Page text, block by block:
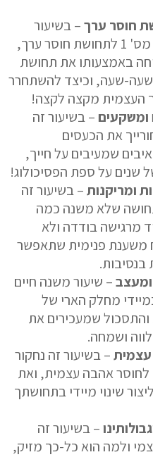
חוסר ערך– בשיעור
חשוב זה תגלי מהו הגורם מס' 1 לתחושת חוסר ערך,
באמצעותו את תחושת
שעה-שעה, וכיצד להשתחרר
העצמית מקצה לקצה!
ומשקעים – בשיעור זה
את הכעסים
שמעיבים על חייך,
שנים על ספת הפסיכולוג!
ומריקנות– בשיעור זה
שלא משנה כמה
מרגישה בודדה ולא
משענת פנימית שתאפשר
בנסיבות.
– שיעור משנה חיים
מחלק הארי של
שמעכירים את
ושמחה.
– בשיעור זה נחקור
לחוסר אהבה עצמית, ואת
שינוי מיידי בתחושתך
– בשיעור זה
ולמה הוא כל-כך מזיק,